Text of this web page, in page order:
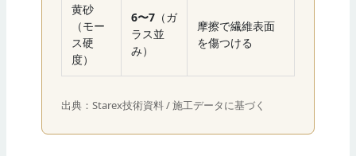
黄砂
（モー
ス硬
度）
6〜7 （ガ
ラス並
み）
摩擦で繊維表面
を傷つける
出典：Starex技術資料 / 施工データに基づく